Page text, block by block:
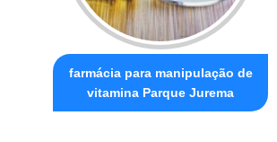
farmácia para manipulação de
vitamina Parque Jurema